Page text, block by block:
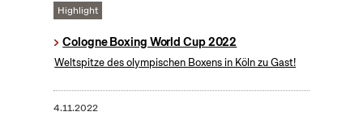
Highlight
Cologne Boxing World Cup 2022
Weltspitze des olympischen Boxens in Köln zu Gast!
4.11.2022